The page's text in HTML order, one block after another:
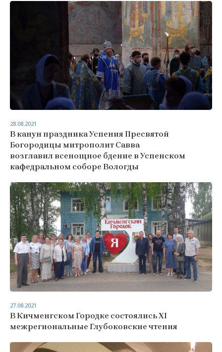
В канун праздника Успения Пресвятой
Богородицы митрополит Савва
возглавил всенощное бдение в Успенском
кафедральном соборе Вологды
28.08.2021
В Кичменгском Городке состоялись ХI
межрегиональные Глубоковские чтения
27.08.2021